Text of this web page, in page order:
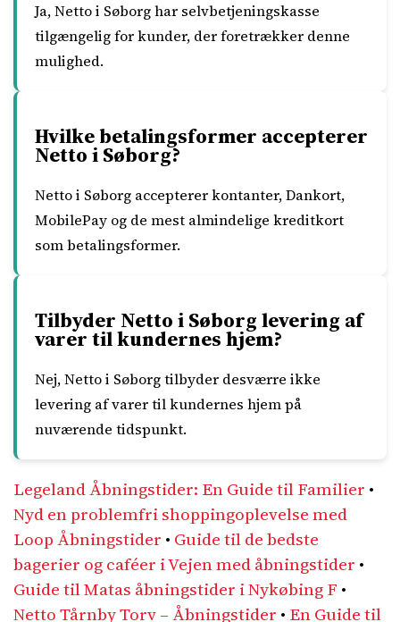
Ja, Netto i Søborg har selvbetjeningskasse
tilgængelig for kunder, der foretrækker denne
mulighed.
Hvilke betalingsformer accepterer
Netto i Søborg?
Netto i Søborg accepterer kontanter, Dankort,
MobilePay og de mest almindelige kreditkort
som betalingsformer.
Tilbyder Netto i Søborg levering af
varer til kundernes hjem?
Nej, Netto i Søborg tilbyder desværre ikke
levering af varer til kundernes hjem på
nuværende tidspunkt.
Legeland Åbningstider: En Guide til Familier •
Nyd en problemfri shoppingoplevelse med
Loop Åbningstider • Guide til de bedste
bagerier og caféer i Vejen med åbningstider •
Guide til Matas åbningstider i Nykøbing F •
Netto Tårnby Torv – Åbningstider • En Guide til